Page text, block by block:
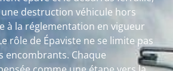
destruction véhicule hors
à la réglementation en vigueur
rôle de Épaviste ne se limite pas
encombrants. Chaque